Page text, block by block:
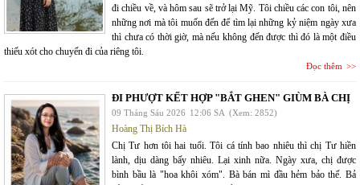
đi chiều về, và hôm sau sẽ trở lại Mỹ. Tôi chiều các con tôi, nên
những nơi mà tôi muốn đến để tìm lại những kỷ niệm ngày xưa
thì chưa có thời giờ, mà nếu không đến được thì đó là một điều
thiếu xót cho chuyến đi của riêng tôi.
Đọc thêm
ĐI PHƯỢT KẾT HỢP "BẮT GHEN" GIÙM BÀ CHỊ
09 Tháng Sáu 2026 12:06 SA (Xem: 2852)
Hoàng Thị Bích Hà
Chị Tư hơn tôi hai tuổi. Tôi cá tính bao nhiêu thì chị Tư hiền
lành, dịu dàng bấy nhiêu. Lại xinh nữa. Ngày xưa, chị được
bình bầu là "hoa khôi xóm". Bà bán mì đầu hẻm bảo thế. Bả